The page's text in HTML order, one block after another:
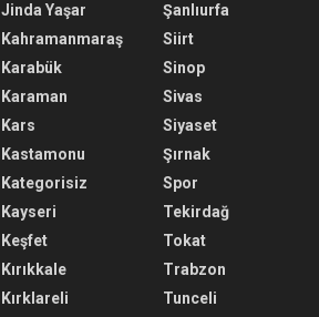
Jinda Yaşar
Kahramanmaraş
Karabük
Karaman
Kars
Kastamonu
Kategorisiz
Kayseri
Keşfet
Kırıkkale
Kırklareli
Şanlıurfa
Siirt
Sinop
Sivas
Siyaset
Şırnak
Spor
Tekirdağ
Tokat
Trabzon
Tunceli